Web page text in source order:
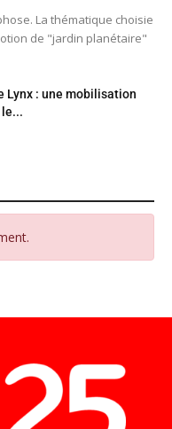
La thématique choisie
de "jardin planétaire"
Lynx : une mobilisation